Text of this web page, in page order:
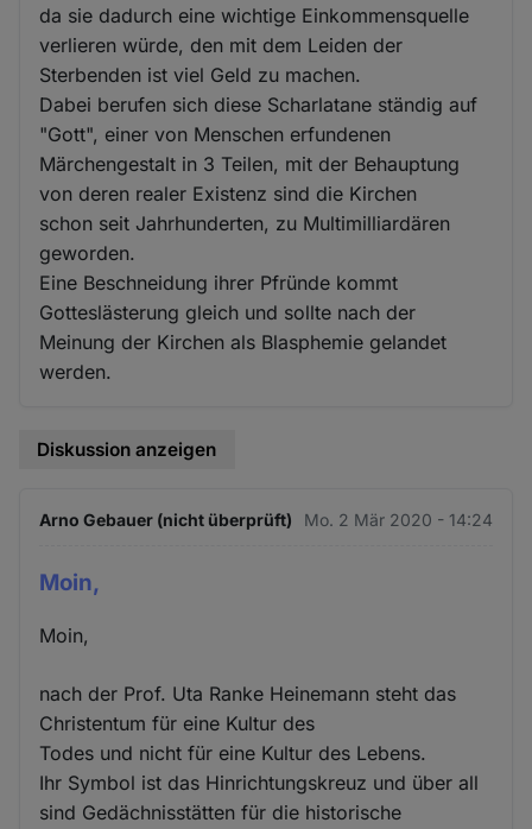
da sie dadurch eine wichtige Einkommensquelle
verlieren würde, den mit dem Leiden der
Sterbenden ist viel Geld zu machen.
Dabei berufen sich diese Scharlatane ständig auf
"Gott", einer von Menschen erfundenen
Märchengestalt in 3 Teilen, mit der Behauptung
von deren realer Existenz sind die Kirchen
schon seit Jahrhunderten, zu Multimilliardären
geworden.
Eine Beschneidung ihrer Pfründe kommt
Gotteslästerung gleich und sollte nach der
Meinung der Kirchen als Blasphemie gelandet
werden.
Diskussion anzeigen
Arno Gebauer (nicht überprüft) Mo. 2 Mär 2020 - 14:24
Moin,
Moin,
nach der Prof. Uta Ranke Heinemann steht das
Christentum für eine Kultur des
Todes und nicht für eine Kultur des Lebens.
Ihr Symbol ist das Hinrichtungskreuz und über all
sind Gedächnisstätten für die historische